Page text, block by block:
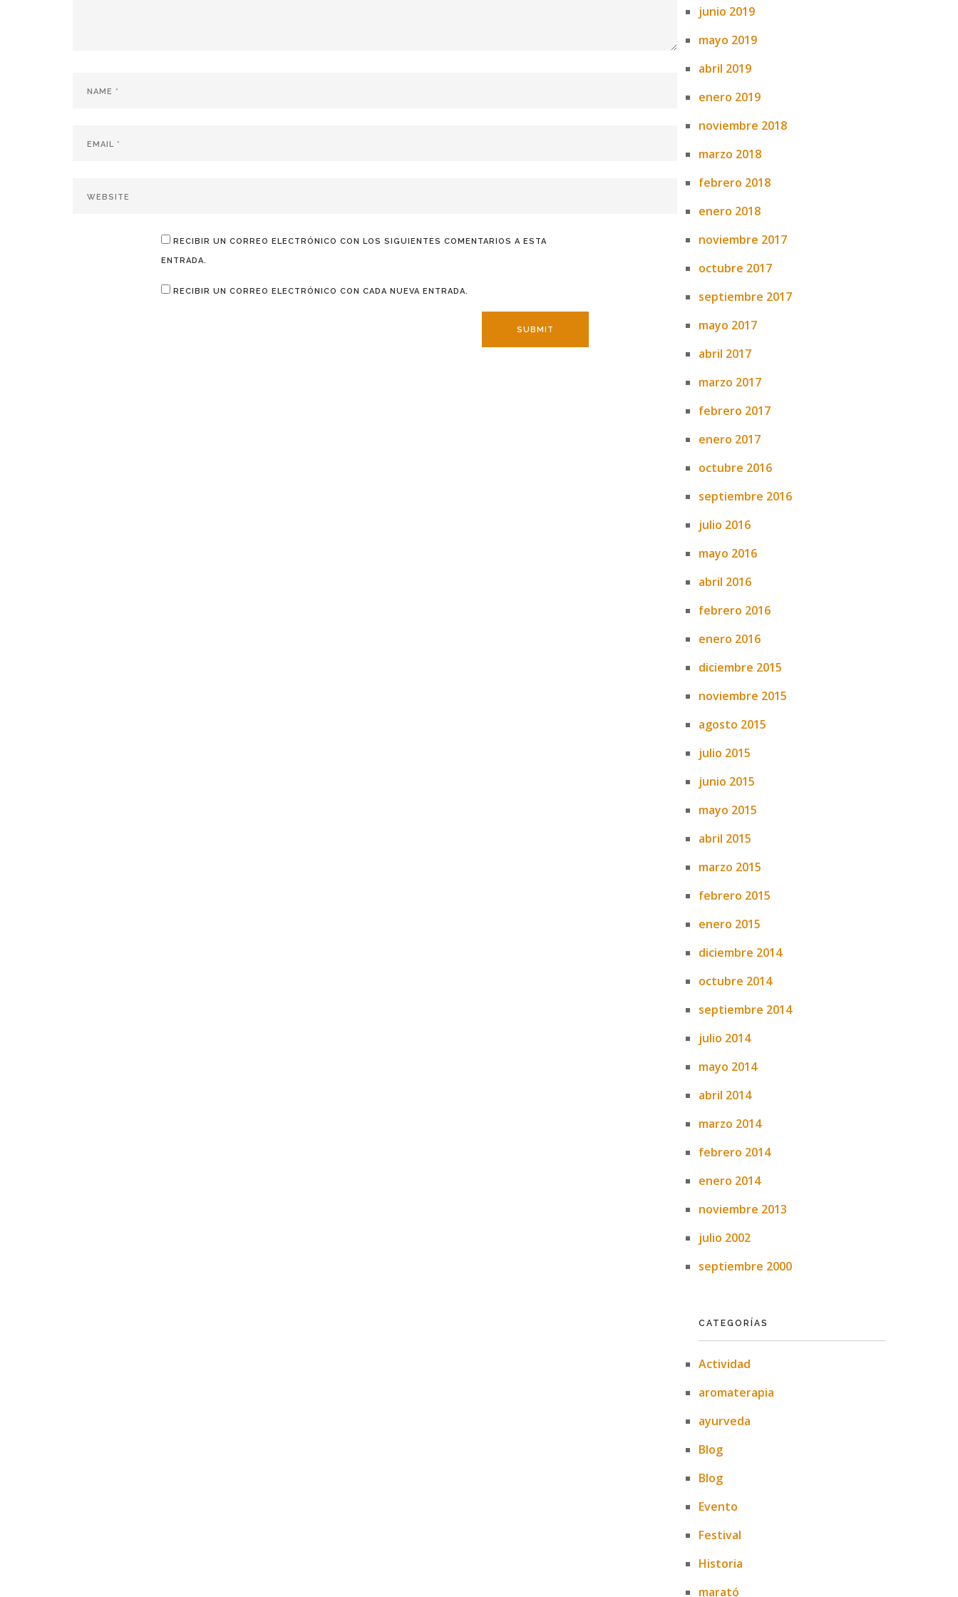
RECIBIR UN CORREO ELECTRÓNICO CON LOS SIGUIENTES COMENTARIOS A ESTA
ENTRADA.
RECIBIR UN CORREO ELECTRÓNICO CON CADA NUEVA ENTRADA.
junio 2019
mayo 2019
abril 2019
enero 2019
noviembre 2018
marzo 2018
febrero 2018
enero 2018
noviembre 2017
octubre 2017
septiembre 2017
mayo 2017
abril 2017
marzo 2017
febrero 2017
enero 2017
octubre 2016
septiembre 2016
julio 2016
mayo 2016
abril 2016
febrero 2016
enero 2016
diciembre 2015
noviembre 2015
agosto 2015
julio 2015
junio 2015
mayo 2015
abril 2015
marzo 2015
febrero 2015
enero 2015
diciembre 2014
octubre 2014
septiembre 2014
julio 2014
mayo 2014
abril 2014
marzo 2014
febrero 2014
enero 2014
noviembre 2013
julio 2002
septiembre 2000
CATEGORÍAS
Actividad
aromaterapia
ayurveda
Blog
Blog
Evento
Festival
Historia
marató